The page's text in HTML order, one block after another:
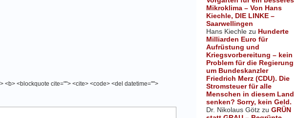
Mikroklima – Von Hans
Kiechle, DIE LINKE –
Saarwellingen
Hans Kiechle zu Hunderte
Milliarden Euro für
Aufrüstung und
Kriegsvorbereitung – kein
Problem für die Regierung
um Bundeskanzler
Friedrich Merz (CDU). Die
Stromsteuer für alle
Menschen in diesem Land
senken? Sorry, kein Geld.
Dr. Nikolaus Götz zu GRÜN
<b> <blockquote cite=""> <cite> <code> <del datetime="">